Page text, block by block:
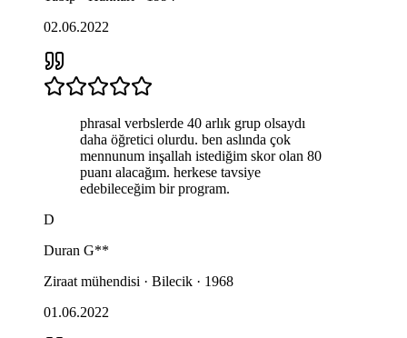
02.06.2022
phrasal verbslerde 40 arlık grup olsaydı
daha öğretici olurdu. ben aslında çok
mennunum inşallah istediğim skor olan 80
puanı alacağım. herkese tavsiye
edebileceğim bir program.
D
Duran G**
Ziraat mühendisi · Bilecik · 1968
01.06.2022